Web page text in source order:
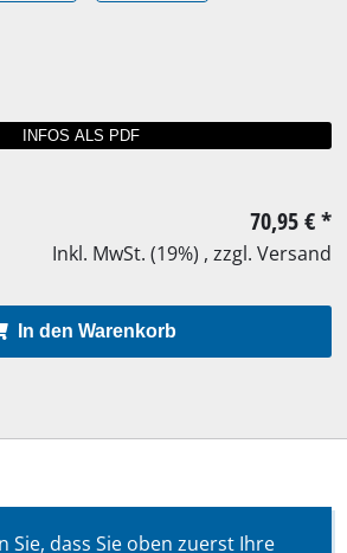
70,95 €*
Inkl. MwSt. (19%) , zzgl. Versand
In den Warenkorb
Sie, dass Sie oben zuerst Ihre